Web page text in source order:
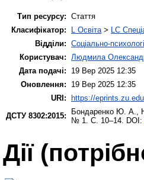
Тип ресурсу: Стаття
Класифікатор:
L Освіта > LC
Відділи: Соціально-
Користувач:
Людмила
Дата подачі:
19 Вер 2025 12:35
Оновлення:
19 Вер 2025 12:35
URI: https://
ДСТУ 8302:2015:
Бондаренко Ю. А.
№ 1. С. 10–14. DOI:
Дії